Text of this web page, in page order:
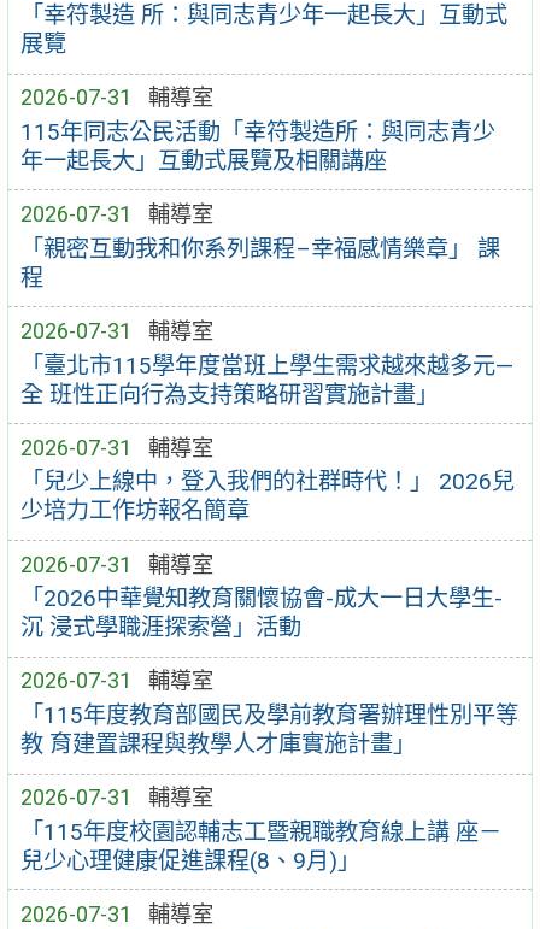
「幸符製造 所：與同志青少年一起長大」互動式
展覽
2026-07-31 輔導室
115年同志公民活動「幸符製造所：與同志青少
年一起長大」互動式展覽及相關講座
2026-07-31 輔導室
「親密互動我和你系列課程–幸福感情樂章」 課
程
2026-07-31 輔導室
「臺北市115學年度當班上學生需求越來越多元—
全 班性正向行為支持策略研習實施計畫」
2026-07-31 輔導室
「兒少上線中，登入我們的社群時代！」 2026兒
少培力工作坊報名簡章
2026-07-31 輔導室
「2026中華覺知教育關懷協會-成大一日大學生-
沉 浸式學職涯探索營」活動
2026-07-31 輔導室
「115年度教育部國民及學前教育署辦理性別平等
教 育建置課程與教學人才庫實施計畫」
2026-07-31 輔導室
「115年度校園認輔志工暨親職教育線上講 座－
兒少心理健康促進課程(8、9月)」
2026-07-31 輔導室